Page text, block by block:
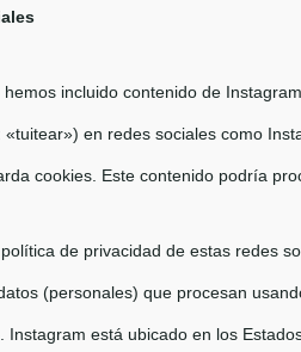
hemos incluido contenido de
en redes sociales como
cookies. Este contenido podría
de privacidad de estas redes
(personales) que procesan
Instagram está ubicado en los